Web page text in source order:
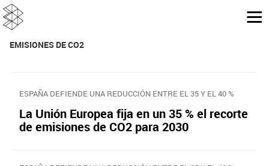
EMISIONES DE CO2
ESPAÑA DEFIENDE UNA REDUCCIÓN ENTRE EL 35 Y EL 40 %
La Unión Europea fija en un 35 % el recorte
de emisiones de CO2 para 2030